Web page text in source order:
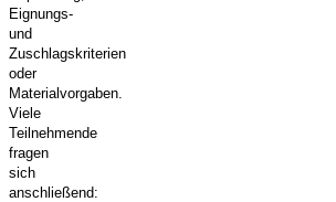
Eignungs-
und
Zuschlagskriterien
oder
Materialvorgaben.
Viele
Teilnehmende
fragen
sich
anschließend: